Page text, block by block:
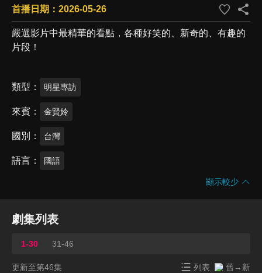
首播日期：2026-05-26
嚴選影片中最精華的看點，各種好笑的、新奇的、有趣的
片段！
類型 明星專訪
來賓 金賢姈
國別 台灣
語言 國語
顯示較少
劇集列表
1-30 31-46
更新至第46集 列表 舊→新